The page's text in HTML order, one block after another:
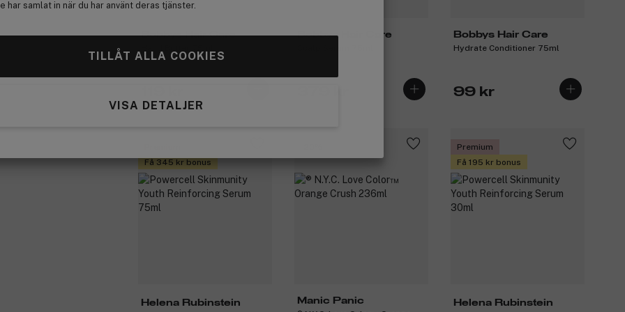
har samlat in när du har använt deras tjänster.
TILLÅT ALLA COOKIES
VISA DETALJER
Bobbys Hair Care
Bobbys Hair Care
Bobbys Hair Care
Hydrate Conditioner 75ml
99 kr
Få 345 kr bonus
Helena Rubinstein
Manic Panic
Premium
Få 195 kr bonus
Helena Rubinstein